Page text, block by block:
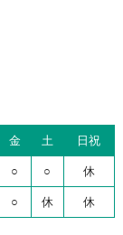
金 土 日祝
○ ○ 休
○ 休 休